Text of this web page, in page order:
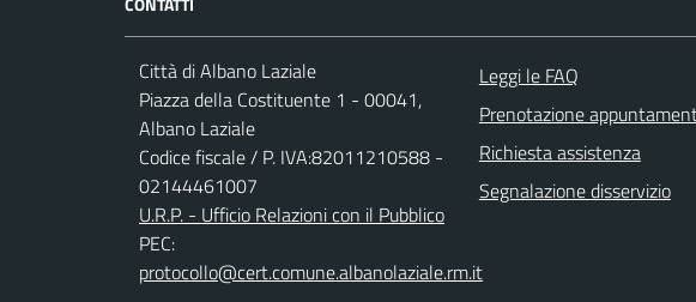
Città di Albano Laziale
Piazza della Costituente 1 - 00041,
Albano Laziale
Codice fiscale / P. IVA:82011210588 -
02144461007
U.R.P. - Ufficio Relazioni con il Pubblico
PEC:
protocollo@cert.comune.albanolaziale.rm.it
Leggi le FAQ
Prenotazione
Richiesta assistenza
Segnalazione disservizio